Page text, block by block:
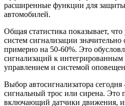
расширенные функции для
автомобилей.
Общая статистика показывает,
систем сигнализации
примерно на 50-60%. Это
сигнализаций к
управлением и системой
Выбор автосигнализатора
сигнальный трос или сирена. Это
включающий датчики движения,